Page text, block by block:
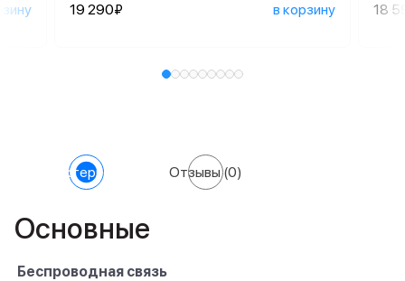
19 290₽
в корзину
18
Характеристики Отзывы(0)
Основные
Беспроводная связь